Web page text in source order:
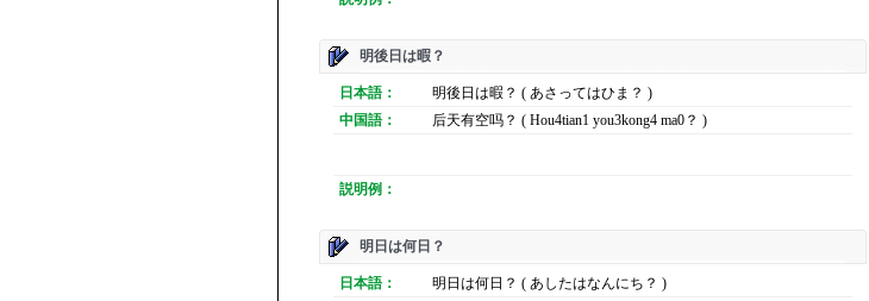
明後日は暇？
日本語：
明後日は暇？ ( あさってはひま？ )
中国語：
后天有空吗？ ( Hou4tian1 you3kong4 ma0？ )
説明例：
明日は何日？
日本語：
明日は何日？ ( あしたはなんにち？ )